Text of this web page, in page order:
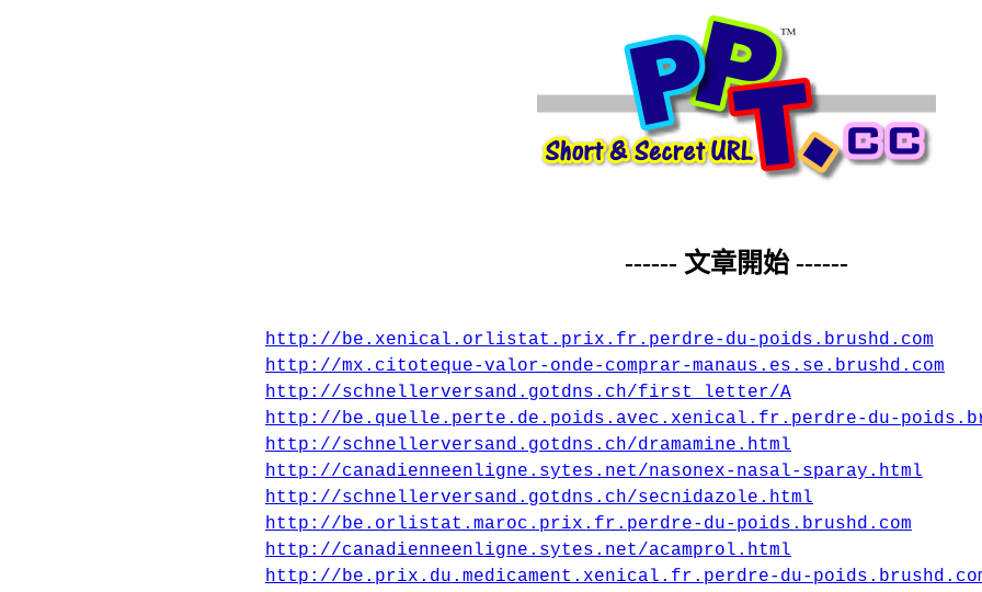
------ 文章開始 ------
http://be.xenical.orlistat.prix.fr.perdre-du-poids.brushd.com
http://mx.citoteque-valor-onde-comprar-manaus.es.se.brushd.com
http://schnellerversand.gotdns.ch/first_letter/A
http://be.quelle.perte.de.poids.avec.xenical.fr.perdre-du-
http://schnellerversand.gotdns.ch/dramamine.html
http://canadienneenligne.sytes.net/nasonex-nasal-sparay.html
http://schnellerversand.gotdns.ch/secnidazole.html
http://be.orlistat.maroc.prix.fr.perdre-du-poids.brushd.com
http://canadienneenligne.sytes.net/acamprol.html
http://be.prix.du.medicament.xenical.fr.perdre-du-